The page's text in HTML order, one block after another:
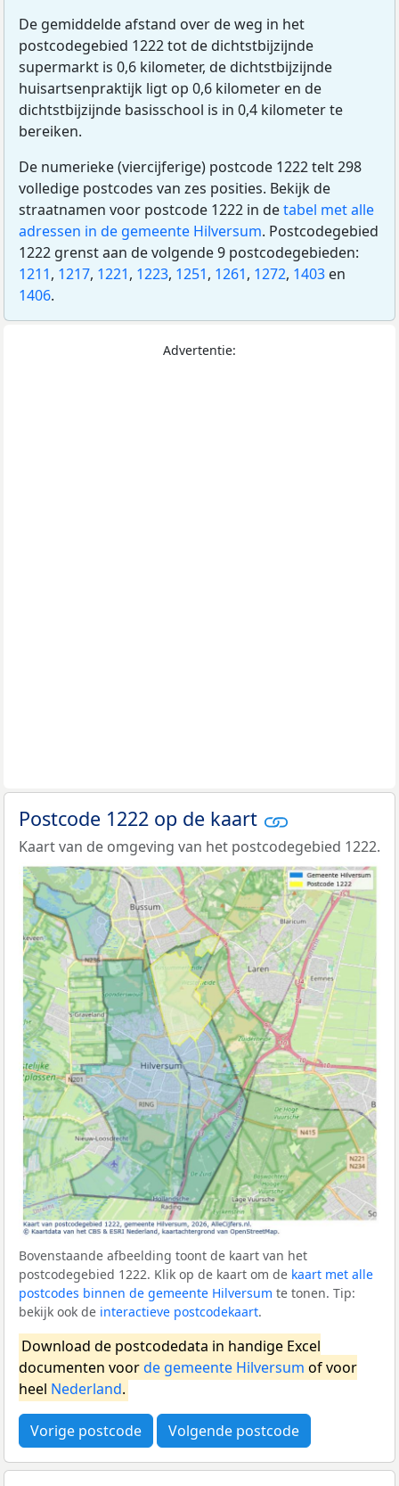
De gemiddelde afstand over de weg in het
postcodegebied 1222 tot de dichtstbijzijnde
supermarkt is 0,6 kilometer, de dichtstbijzijnde
huisartsenpraktijk ligt op 0,6 kilometer en de
dichtstbijzijnde basisschool is in 0,4 kilometer te
bereiken.
De numerieke (viercijferige) postcode 1222 telt 298
volledige postcodes van zes posities. Bekijk de
straatnamen voor postcode 1222 in detabel met alle
adressen in de gemeente Hilversum. Postcodegebied
1222 grenst aan de volgende 9 postcodegebieden:
1211, 1217, 1221, 1223, 1251, 1261, 1272, 1403 en
1406.
Advertentie:
Postcode 1222 op de kaart
Kaart van de omgeving van het postcodegebied 1222.
Bovenstaande afbeelding toont de kaart van het
postcodegebied 1222. Klik op de kaart om de kaart met alle
postcodes binnen de gemeente Hilversum te tonen. Tip:
bekijk ook de interactieve postcodekaart.
Download de postcodedata in handige Excel
documenten voorde gemeente Hilversum of voor
heel Nederland.
Vorige postcode Volgende postcode